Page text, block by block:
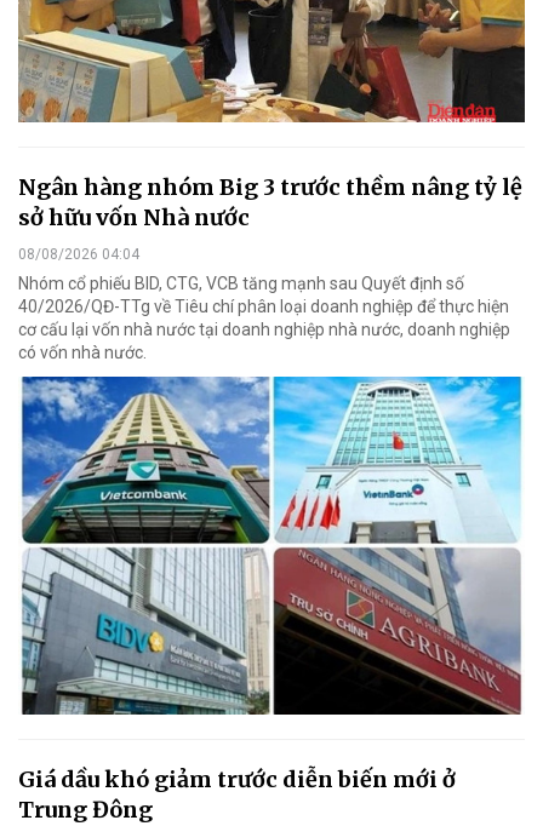
Ngân hàng nhóm Big 3 trước thềm nâng tỷ lệ
sở hữu vốn Nhà nước
08/08/2026 04:04
Nhóm cổ phiếu BID, CTG, VCB tăng mạnh sau Quyết định số
40/2026/QĐ-TTg về Tiêu chí phân loại doanh nghiệp để thực hiện
cơ cấu lại vốn nhà nước tại doanh nghiệp nhà nước, doanh nghiệp
có vốn nhà nước.
Giá dầu khó giảm trước diễn biến mới ở
Trung Đông